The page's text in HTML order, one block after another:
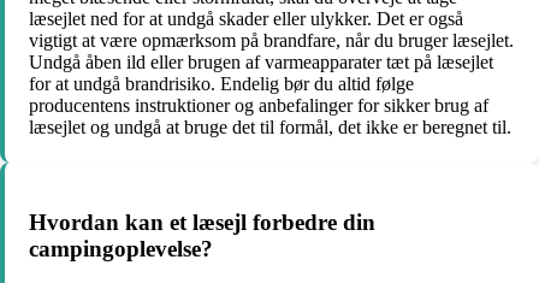
læsejlet ned for at undgå skader eller ulykker. Det er også
vigtigt at være opmærksom på brandfare, når du bruger læsejlet.
Undgå åben ild eller brugen af varmeapparater tæt på læsejlet
for at undgå brandrisiko. Endelig bør du altid følge
producentens instruktioner og anbefalinger for sikker brug af
læsejlet og undgå at bruge det til formål, det ikke er beregnet til.
Hvordan kan et læsejl forbedre din
campingoplevelse?